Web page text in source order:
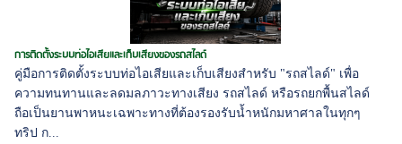
การติดตั้งระบบท่อไอเสียและเก็บเสียงของรถสไลด์
คู่มือการติดตั้งระบบท่อไอเสียและเก็บเสียงสำหรับ "รถสไลด์" เพื่อ
ความทนทานและลดมลภาวะทางเสียง รถสไลด์ หรือรถยกพื้นสไลด์
ถือเป็นยานพาหนะเฉพาะทางที่ต้องรองรับน้ำหนักมหาศาลในทุกๆ
ทริป ก...